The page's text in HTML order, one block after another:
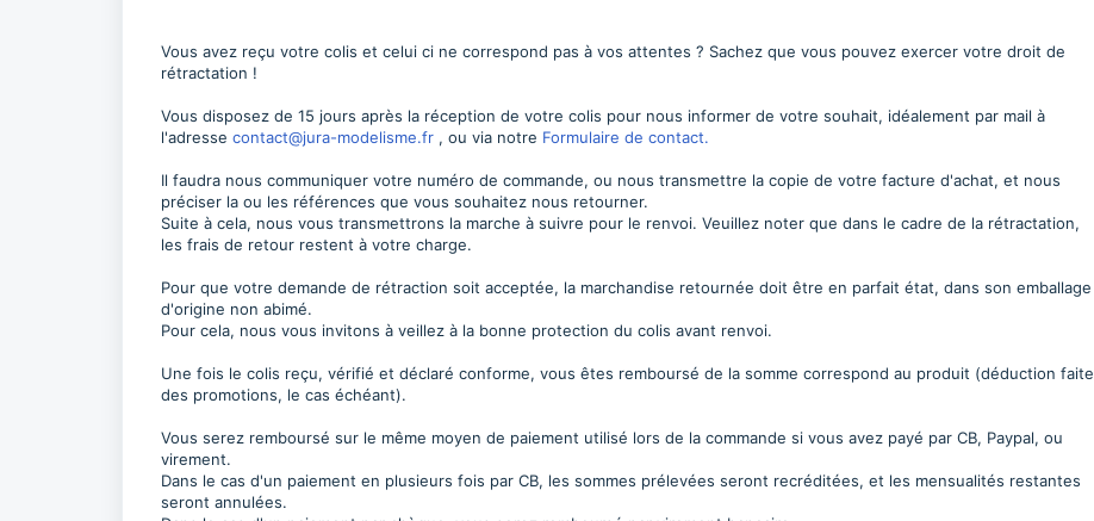
Vous avez reçu votre colis et celui ci ne correspond pas à vos attentes ? Sachez que vous pouvez exercer votre droit de
rétractation !
Vous disposez de 15 jours après la réception de votre colis pour nous informer de votre souhait, idéalement par mail à
l'adresse contact@jura-modelisme.fr , ou via notre Formulaire de contact.
Il faudra nous communiquer votre numéro de commande, ou nous transmettre la copie de votre facture d'achat, et nous
préciser la ou les références que vous souhaitez nous retourner.
Suite à cela, nous vous transmettrons la marche à suivre pour le renvoi. Veuillez noter que dans le cadre de la rétractation,
les frais de retour restent à votre charge.
Pour que votre demande de rétraction soit acceptée, la marchandise retournée doit être en parfait état, dans son emballage
d'origine non abimé.
Pour cela, nous vous invitons à veillez à la bonne protection du colis avant renvoi.
Une fois le colis reçu, vérifié et déclaré conforme, vous êtes remboursé de la somme correspond au produit (déduction faite
des promotions, le cas échéant).
Vous serez remboursé sur le même moyen de paiement utilisé lors de la commande si vous avez payé par CB, Paypal, ou
virement.
Dans le cas d'un paiement en plusieurs fois par CB, les sommes prélevées seront recréditées, et les mensualités restantes
seront annulées.